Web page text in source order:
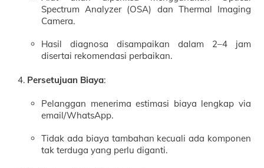
Spectrum Analyzer (OSA) dan Thermal Imaging
Camera.
Hasil diagnosa disampaikan dalam 2–4 jam
disertai rekomendasi perbaikan.
Persetujuan Biaya:
Pelanggan menerima estimasi biaya lengkap via
email/WhatsApp.
Tidak ada biaya tambahan kecuali ada komponen
tak terduga yang perlu diganti.